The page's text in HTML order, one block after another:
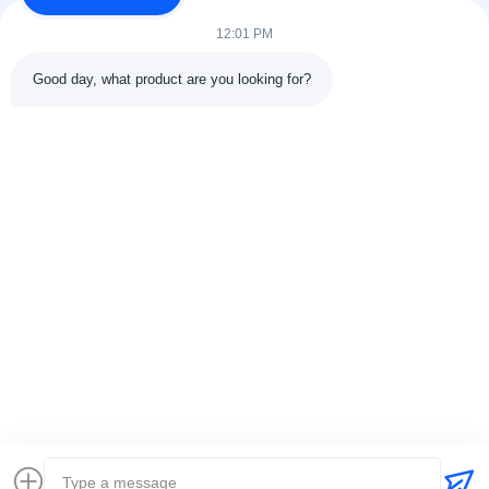
© 2026 Hunan Hentg Power Electric Technology Co., Ltd.. All Rights
12:01 PM
Good day, what product are you looking for?